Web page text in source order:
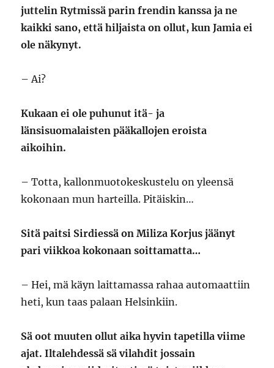
juttelin Rytmissä parin frendin kanssa ja ne
kaikki sano, että hiljaista on ollut, kun Jamia ei
ole näkynyt.
– Ai?
Kukaan ei ole puhunut itä- ja
länsisuomalaisten pääkallojen eroista
aikoihin.
– Totta, kallonmuotokeskustelu on yleensä
kokonaan mun harteilla. Pitäiskin…
Sitä paitsi Sirdiessä on Miliza Korjus jäänyt
pari viikkoa kokonaan soittamatta…
– Hei, mä käyn laittamassa rahaa automaattiin
heti, kun taas palaan Helsinkiin.
Sä oot muuten ollut aika hyvin tapetilla viime
ajat. Iltalehdessä sä vilahdit jossain